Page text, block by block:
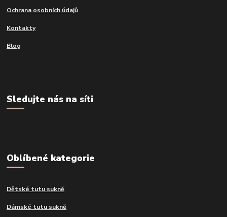
Ochrana osobních údajů
Kontakty
Blog
Sledujte nás na síti
Oblíbené kategorie
Dětské tutu sukně
Dámské tutu sukně